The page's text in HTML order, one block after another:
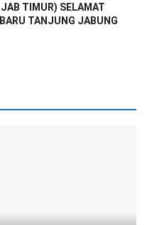
TIMUR) SELAMAT
TANJUNG JABUNG